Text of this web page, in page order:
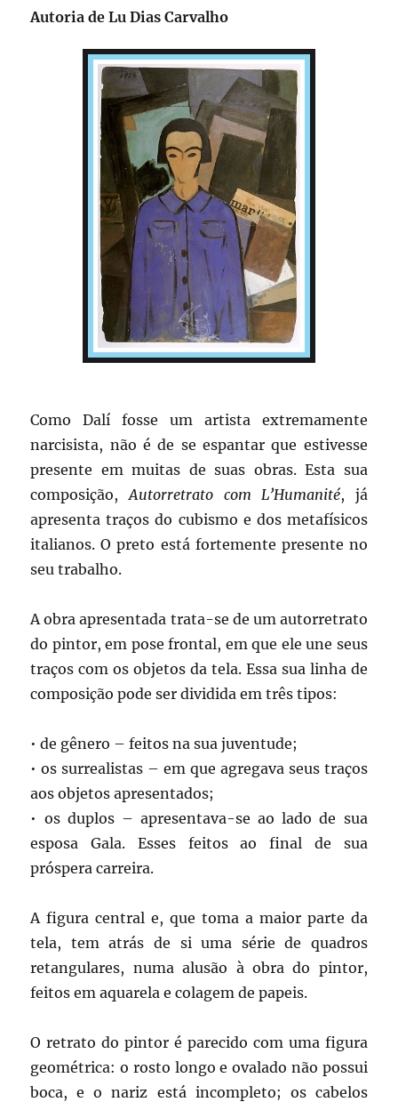
Autoria deLu Dias Carvalho
Como Dalí fosse um artista extremamente
narcisista, não é de se espantar que estivesse
presente em muitas de suas obras. Esta sua
composição, Autorretrato com L’Humanité, já
apresenta traços do cubismo e dos metafísicos
italianos. O preto está fortemente presente no
seu trabalho.
A obra apresentada trata-se de um autorretrato
do pintor, em pose frontal, em que ele une seus
traços com os objetos da tela. Essa sua linha de
composição pode ser dividida em três tipos:
• de gênero – feitos na sua juventude;
• os surrealistas – em que agregava seus traços
aos objetos apresentados;
• os duplos – apresentava-se ao lado de sua
esposa Gala. Esses feitos ao final de sua
próspera carreira.
A figura central e, que toma a maior parte da
tela, tem atrás de si uma série de quadros
retangulares, numa alusão à obra do pintor,
feitos em aquarela e colagem de papeis.
O retrato do pintor é parecido com uma figura
geométrica: o rosto longo e ovalado não possui
boca, e o nariz está incompleto; os cabelos